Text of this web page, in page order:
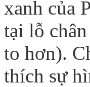
xanh của
tại lỗ
to hơn).
thích sự